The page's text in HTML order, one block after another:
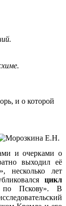
и о которой
и очерками о
выходил её
несколько лет
цикл
по Пскову». В